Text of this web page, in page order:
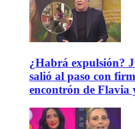
¿Habrá expulsión?
salió al paso con
encontrón de Flavia